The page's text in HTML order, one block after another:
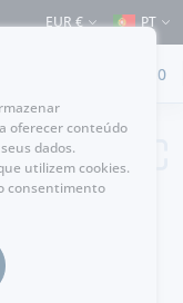
Portugal e para o resto
EUR € PT
0
oferecer conteúdo
dados.
utilizem cookies.
consentimento